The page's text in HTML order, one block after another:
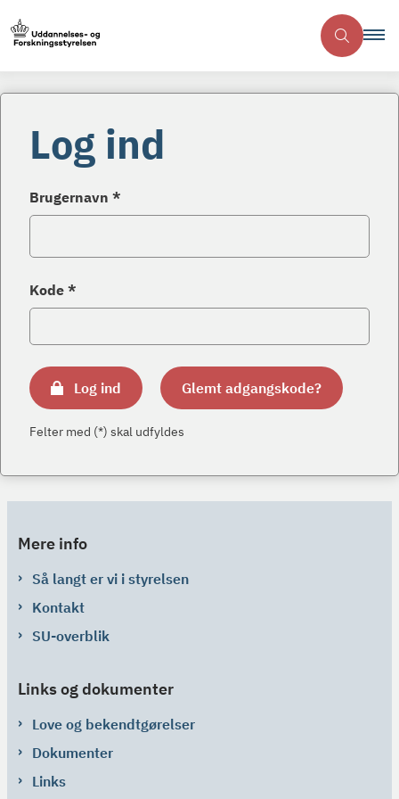
Log ind
Brugernavn *
Kode *
Log ind Glemt adgangskode?
Felter med (*) skal udfyldes
Mere info
Så langt er vi i styrelsen
Kontakt
SU-overblik
Links og dokumenter
Love og bekendtgørelser
Dokumenter
Links